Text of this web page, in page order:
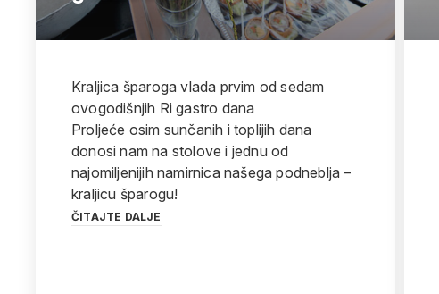
Kraljica šparoga vlada prvim od sedam
ovogodišnjih Ri gastro dana
Proljeće osim sunčanih i toplijih dana
donosi nam na stolove i jednu od
najomiljenijih namirnica našega podneblja –
kraljicu šparogu!
ČITAJTE DALJE